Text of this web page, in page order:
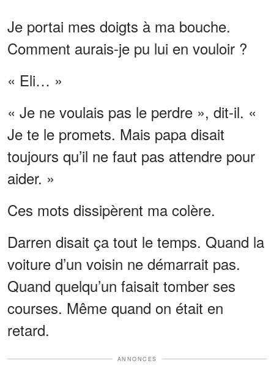
Je portai mes doigts à ma bouche.
Comment aurais-je pu lui en vouloir ?
« Eli… »
« Je ne voulais pas le perdre », dit-il. «
Je te le promets. Mais papa disait
toujours qu’il ne faut pas attendre pour
aider. »
Ces mots dissipèrent ma colère.
Darren disait ça tout le temps. Quand la
voiture d’un voisin ne démarrait pas.
Quand quelqu’un faisait tomber ses
courses. Même quand on était en
retard.
ANNONCES